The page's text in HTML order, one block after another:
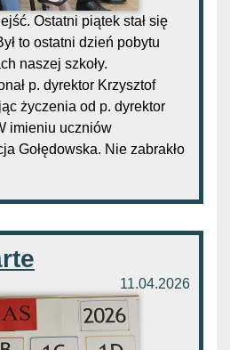
Ostatni piątek stał się
to ostatni dzień pobytu
naszej szkoły.
p. dyrektor Krzysztof
życzenia od p. dyrektor
imieniu uczniów
Gołędowska. Nie zabrakło
11.04.2026